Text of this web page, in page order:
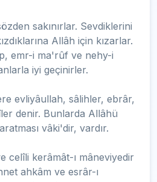
sakınırlar. Sevdiklerini
Allâh için kızarlar.
emr-i ma'rûf ve nehy-i
iyi geçinirler.
evliyâullah, sâlihler, ebrâr,
denir. Bunlarda Allâhü
vâki'dir, vardır.
celîli kerâmât-ı mâneviyedir
ahkâm ve esrâr-ı